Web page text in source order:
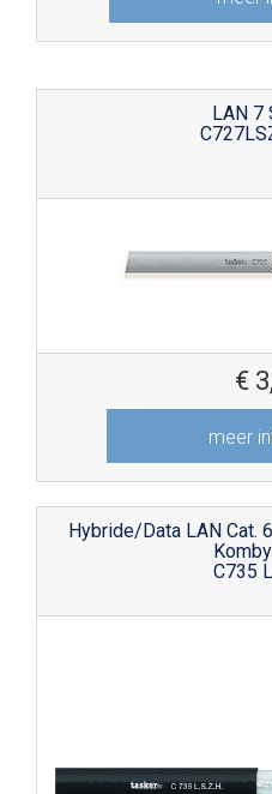
LAN 7
€
meer
Hybride/Data LAN Cat.
C735